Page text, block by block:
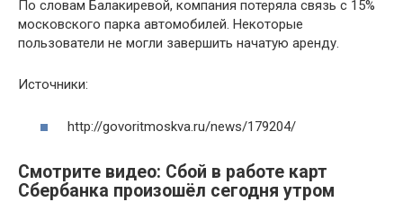
По словам Балакиревой, компания потеряла связь с 15%
московского парка автомобилей. Некоторые
пользователи не могли завершить начатую аренду.
Источники:
http://govoritmoskva.ru/news/179204/
Смотрите видео: Сбой в работе карт
Сбербанка произошёл сегодня утром